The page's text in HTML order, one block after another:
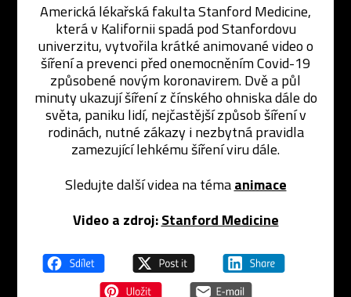
Americká lékařská fakulta Stanford Medicine,
která v Kalifornii spadá pod Stanfordovu
univerzitu, vytvořila krátké animované video o
šíření a prevenci před onemocněním Covid-19
způsobené novým koronavirem. Dvě a půl
minuty ukazují šíření z čínského ohniska dále do
světa, paniku lidí, nejčastější způsob šíření v
rodinách, nutné zákazy i nezbytná pravidla
zamezující lehkému šíření viru dále.
Sledujte další videa na témaanimace
Video a zdroj: Stanford Medicine